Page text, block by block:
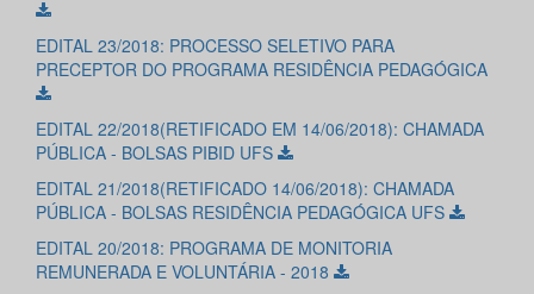
EDITAL 23/2018: PROCESSO SELETIVO PARA
PRECEPTOR DO PROGRAMA RESIDÊNCIA PEDAGÓGICA
EDITAL 22/2018(RETIFICADO EM 14/06/2018): CHAMADA
PÚBLICA - BOLSAS PIBID UFS
EDITAL 21/2018(RETIFICADO 14/06/2018): CHAMADA
PÚBLICA - BOLSAS RESIDÊNCIA PEDAGÓGICA UFS
EDITAL 20/2018: PROGRAMA DE MONITORIA
REMUNERADA E VOLUNTÁRIA - 2018